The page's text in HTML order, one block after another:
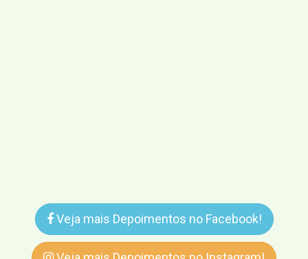
Veja mais Depoimentos no Facebook!